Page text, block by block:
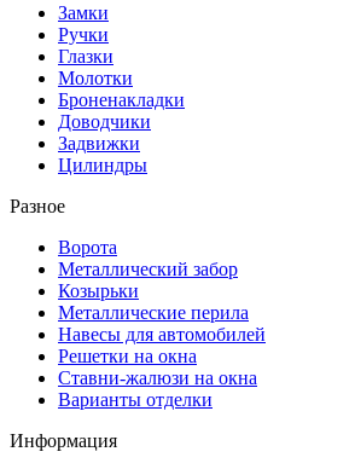
Замки
Ручки
Глазки
Молотки
Броненакладки
Доводчики
Задвижки
Цилиндры
Разное
Ворота
Металлический забор
Козырьки
Металлические перила
Навесы для автомобилей
Решетки на окна
Ставни-жалюзи на окна
Варианты отделки
Информация